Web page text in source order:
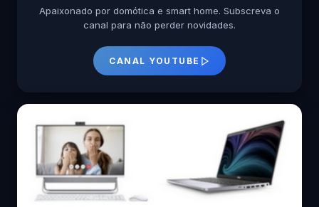
Apaixonado por domótica e smart home. Subscreva o
canal para não perder novidades.
CANAL YOUTUBE